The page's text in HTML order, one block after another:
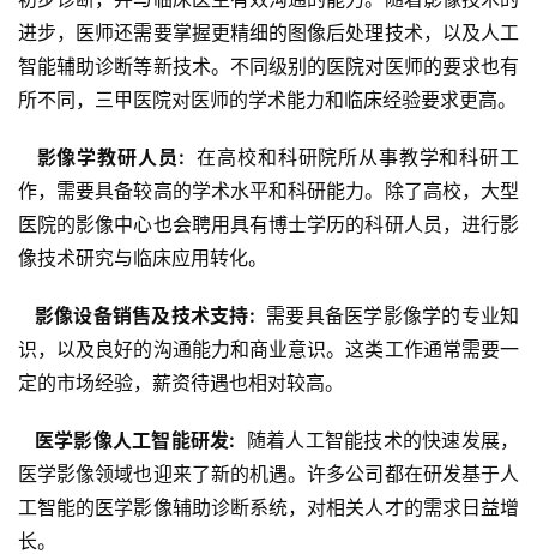
进步，医师还需要掌握更精细的图像后处理技术，以及人工
智能辅助诊断等新技术。不同级别的医院对医师的要求也有
所不同，三甲医院对医师的学术能力和临床经验要求更高。
  影像学教研人员:
在高校和科研院所从事教学和科研工
作，需要具备较高的学术水平和科研能力。除了高校，大型
医院的影像中心也会聘用具有博士学历的科研人员，进行影
像技术研究与临床应用转化。
  影像设备销售及技术支持:
需要具备医学影像学的专业知
识，以及良好的沟通能力和商业意识。这类工作通常需要一
定的市场经验，薪资待遇也相对较高。
  医学影像人工智能研发:
随着人工智能技术的快速发展，
医学影像领域也迎来了新的机遇。许多公司都在研发基于人
工智能的医学影像辅助诊断系统，对相关人才的需求日益增
长。